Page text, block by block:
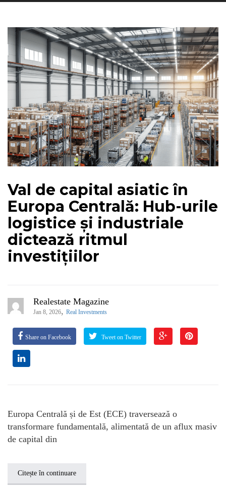
Val de capital asiatic în
Europa Centrală: Hub-urile
logistice și industriale
dictează ritmul
investițiilor
Realestate Magazine
Jan 8, 2026, Real Investments
Share on Facebook Tweet on Twitter
Europa Centrală și de Est (ECE) traversează o
transformare fundamentală, alimentată de un aflux masiv
de capital din
Citește în continuare